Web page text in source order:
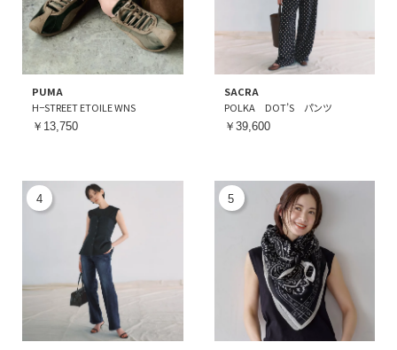
PUMA
H−STREET ETOILE WNS
￥13,750
SACRA
POLKA DOT’S パンツ
￥39,600